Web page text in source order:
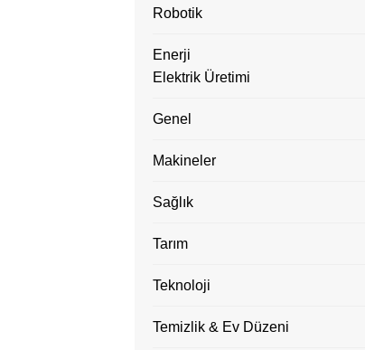
Robotik
Enerji
Elektrik Üretimi
Genel
Makineler
Sağlık
Tarım
Teknoloji
Temizlik & Ev Düzeni